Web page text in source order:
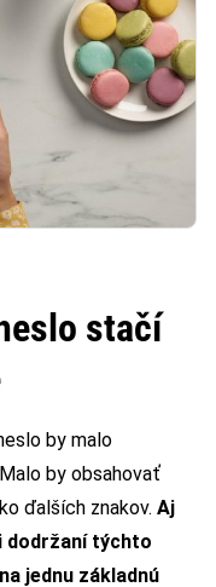
stačí
by malo
by obsahovať
ďalších znakov. Aj
dodržaní týchto
jednu základnú